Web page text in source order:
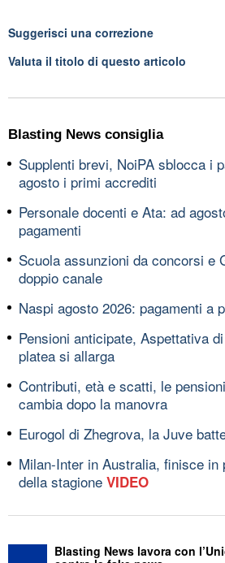
Suggerisci una correzione
Valuta il titolo di questo articolo
Blasting News consiglia
Supplenti brevi, NoiPA sblocca i
agosto i primi accrediti
Personale docenti e Ata: ad
pagamenti
Scuola assunzioni da concorsi e
doppio canale
Naspi agosto 2026: pagamenti a
Pensioni anticipate, Aspettativa
platea si allarga
Contributi, età e scatti, le
cambia dopo la manovra
Eurogol di Zhegrova, la Juve
Milan-Inter in Australia, finisce in
della stagione VIDEO
Blasting News lavora con